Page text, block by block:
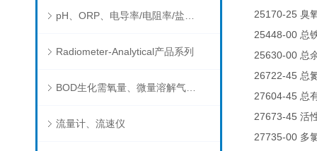
Radiometer-Analytical产品系列
BOD生化需氧量、微量溶解气体和现场水质测试组件以及其他分析仪
流量计、流速仪
25170-25 臭
25448-00 总
25630-00 总
26722-45 总
27604-45 总
27673-45 活
27735-00 多